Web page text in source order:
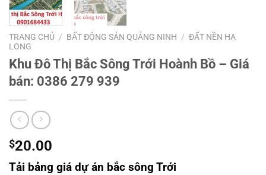
TRANG CHỦ / BẤT ĐỘNG SẢN QUẢNG NINH / ĐẤT NỀN HẠ
LONG
Khu Đô Thị Bắc Sông Trới Hoành Bồ – Giá
bán: 0386 279 939
$20.00
Tải bảng giá dự án bắc sông Trới